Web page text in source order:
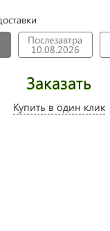
Послезавтра
10.08.2026
Заказать
Купить в один клик